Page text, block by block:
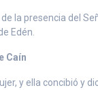
la presencia del
Edén.
Caín
y ella concibió y